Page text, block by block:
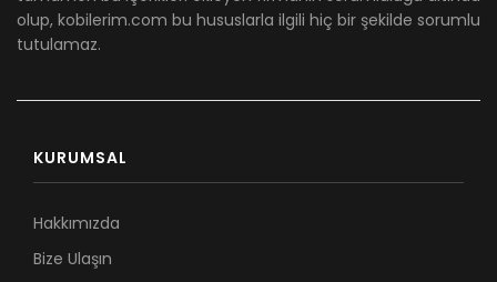
olup, kobilerim.com bu hususlarla ilgili hiç bir şekilde sorumlu
tutulamaz.
KURUMSAL
Hakkımızda
Bize Ulaşın